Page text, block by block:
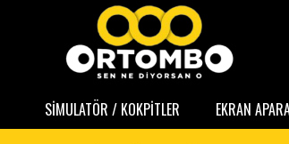
SİMULATÖR / KOKPİTLER EKRAN